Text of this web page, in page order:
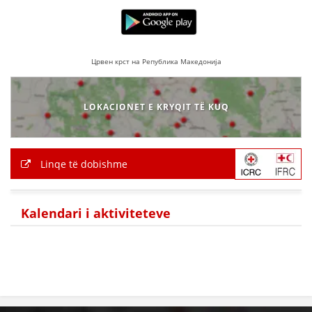
HULUMTIMI I OPINIONIT PUBLIK
PROJEKTE
SHËRBIMI PËR KËRKIM
NDIHMA E PARË
Црвен крст на Република Македонија
LOKACIONET E KRYQIT TË KUQ
Linqe të dobishme
Kalendari i aktiviteteve